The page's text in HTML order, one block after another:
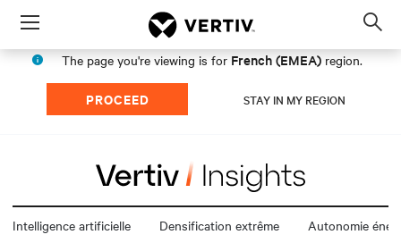
Menu
The page you're viewing is for French (EMEA) region.
PROCEED STAY IN MY REGION
Intelligence artificielle Densification extrême Autonomie